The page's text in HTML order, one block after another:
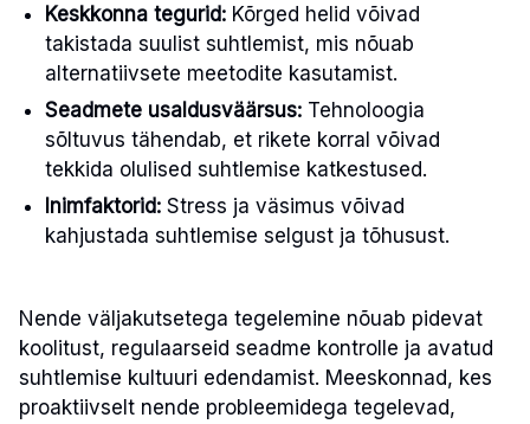
Keskkonna tegurid: Kõrged helid võivad
takistada suulist suhtlemist, mis nõuab
alternatiivsete meetodite kasutamist.
Seadmete usaldusväärsus: Tehnoloogia
sõltuvus tähendab, et rikete korral võivad
tekkida olulised suhtlemise katkestused.
Inimfaktorid: Stress ja väsimus võivad
kahjustada suhtlemise selgust ja tõhusust.
Nende väljakutsetega tegelemine nõuab pidevat
koolitust, regulaarseid seadme kontrolle ja avatud
suhtlemise kultuuri edendamist. Meeskonnad, kes
proaktiivselt nende probleemidega tegelevad,